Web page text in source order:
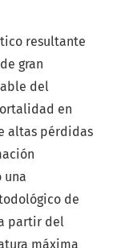
resultante
gran
del
en
altas pérdidas
una
de
partir del
máxima